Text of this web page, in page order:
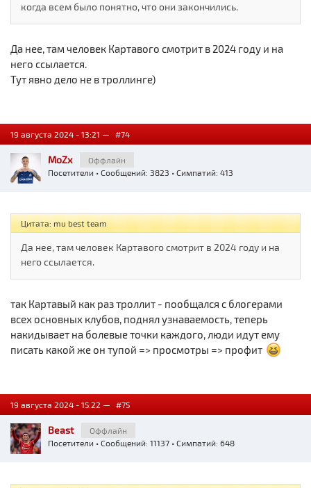
когда всем было понятно, что они закончились.
Да нее, там человек Картавого смотрит в 2024 году и на
него ссылается.
Тут явно дело не в троллинге)
19 августа 2024 - 13:21 — #74
MoZx
Оффлайн
Посетители • Сообщений: 3823 • Симпатий: 413
Цитата: mu best team
Да нее, там человек Картавого смотрит в 2024 году и на
него ссылается.
так Картавый как раз троллит - пообщался с блогерами
всех основных клубов, поднял узнаваемость, теперь
накидывает на болевые точки каждого, люди идут ему
писать какой же он тупой => просмотры => профит
19 августа 2024 - 15:22 — #75
Beast
Оффлайн
Посетители • Сообщений: 11137 • Симпатий: 648